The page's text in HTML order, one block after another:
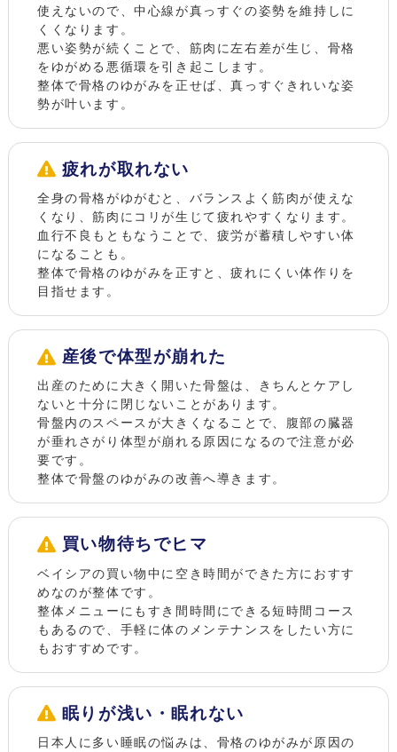
使えないので、中心線が真っすぐの姿勢を維持しに
くくなります。
悪い姿勢が続くことで、筋肉に左右差が生じ、骨格
をゆがめる悪循環を引き起こします。
整体で骨格のゆがみを正せば、真っすぐきれいな姿
勢が叶います。
疲れが取れない
全身の骨格がゆがむと、バランスよく筋肉が使えな
くなり、筋肉にコリが生じて疲れやすくなります。
血行不良もともなうことで、疲労が蓄積しやすい体
になることも。
整体で骨格のゆがみを正すと、疲れにくい体作りを
目指せます。
産後で体型が崩れた
出産のために大きく開いた骨盤は、きちんとケアし
ないと十分に閉じないことがあります。
骨盤内のスペースが大きくなることで、腹部の臓器
が垂れさがり体型が崩れる原因になるので注意が必
要です。
整体で骨盤のゆがみの改善へ導きます。
買い物待ちでヒマ
ベイシアの買い物中に空き時間ができた方におすす
めなのが整体です。
整体メニューにもすき間時間にできる短時間コース
もあるので、手軽に体のメンテナンスをしたい方に
もおすすめです。
眠りが浅い・眠れない
日本人に多い睡眠の悩みは、骨格のゆがみが原因の